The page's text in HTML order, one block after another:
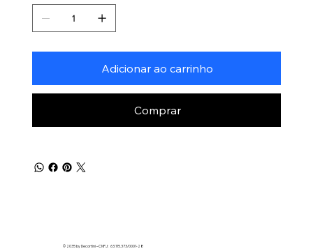
Adicionar ao carrinho
Comprar
© 2035 by Decortini – CNPJ: 63.115.373/0001-28